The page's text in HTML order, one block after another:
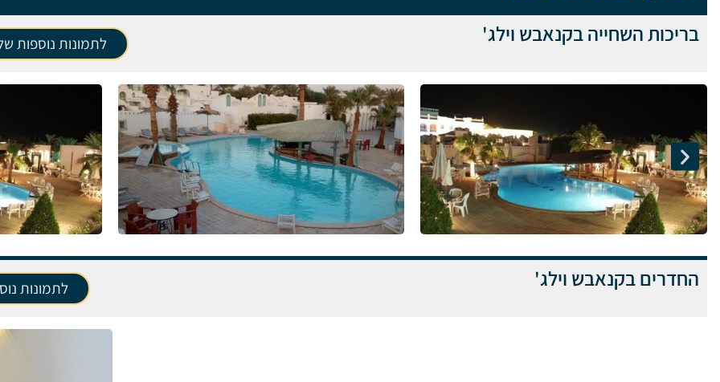
בריכות השחייה בקנאבש וילג' לתמונות נוספות
החדרים בקנאבש וילג' לתמונות